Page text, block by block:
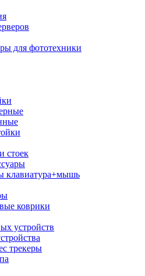
для фототехники
стоек
клавиатура+мышь
коврики
устройств
трекеры